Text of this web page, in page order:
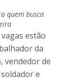
quem busca
estão
da
vendedor de
e